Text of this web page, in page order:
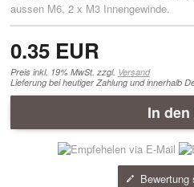
aussen M6, 2 x M3 Innengewinde.
0.35 EUR
Preis inkl. 19% MwSt. zzgl. Versand
Lieferung bei heutiger Zahlung und innerhalb
In
Bewertung